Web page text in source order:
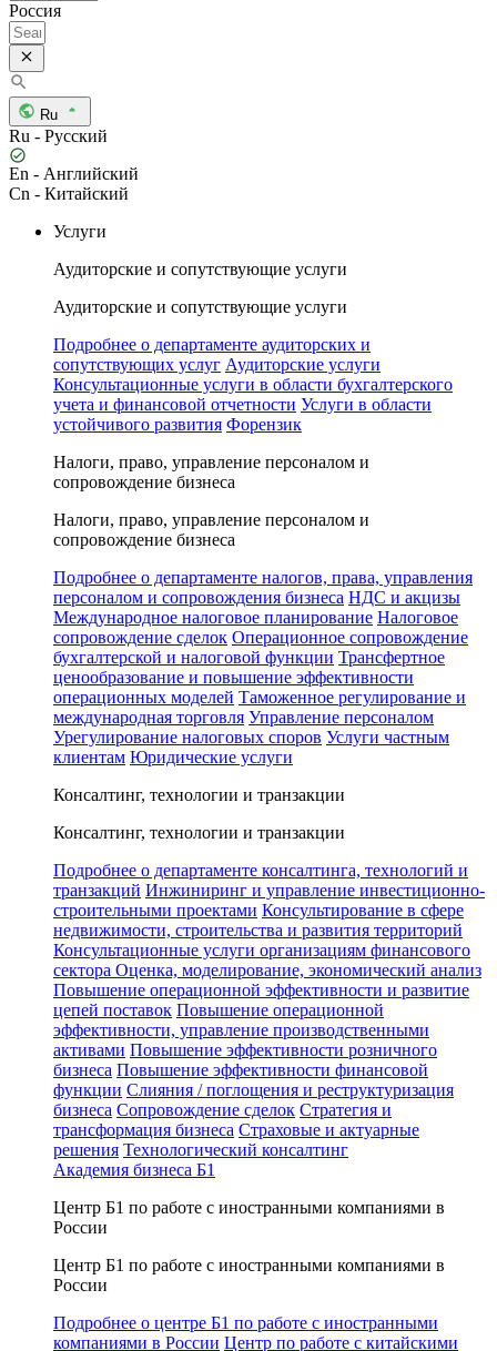
Россия
Ru
Ru - Русский
En - Английский
Cn - Китайский
Услуги
Аудиторские и сопутствующие услуги
Аудиторские и сопутствующие услуги
Подробнее о департаменте аудиторских и
сопутствующих услуг Аудиторские услуги
Консультационные услуги в области бухгалтерского
учета и финансовой отчетности Услуги в области
устойчивого развития Форензик
Налоги, право, управление персоналом и
сопровождение бизнеса
Налоги, право, управление персоналом и
сопровождение бизнеса
Подробнее о департаменте налогов, права, управления
персоналом и сопровождения бизнеса НДС и акцизы
Международное налоговое планирование Налоговое
сопровождение сделок Операционное сопровождение
бухгалтерской и налоговой функции Трансфертное
ценообразование и повышение эффективности
операционных моделей Таможенное регулирование и
международная торговля Управление персоналом
Урегулирование налоговых споров Услуги частным
клиентам Юридические услуги
Консалтинг, технологии и транзакции
Консалтинг, технологии и транзакции
Подробнее о департаменте консалтинга, технологий и
транзакций Инжиниринг и управление инвестиционно-
строительными проектами Консультирование в сфере
недвижимости, строительства и развития территорий
Консультационные услуги организациям финансового
сектора Оценка, моделирование, экономический анализ
Повышение операционной эффективности и развитие
цепей поставок Повышение операционной
эффективности, управление производственными
активами Повышение эффективности розничного
бизнеса Повышение эффективности финансовой
функции Слияния / поглощения и реструктуризация
бизнеса Сопровождение сделок Стратегия и
трансформация бизнеса Страховые и актуарные
решения Технологический консалтинг
Академия бизнеса Б1
Центр Б1 по работе с иностранными компаниями в
России
Центр Б1 по работе с иностранными компаниями в
России
Подробнее о центре Б1 по работе с иностранными
компаниями в России Центр по работе с китайскими